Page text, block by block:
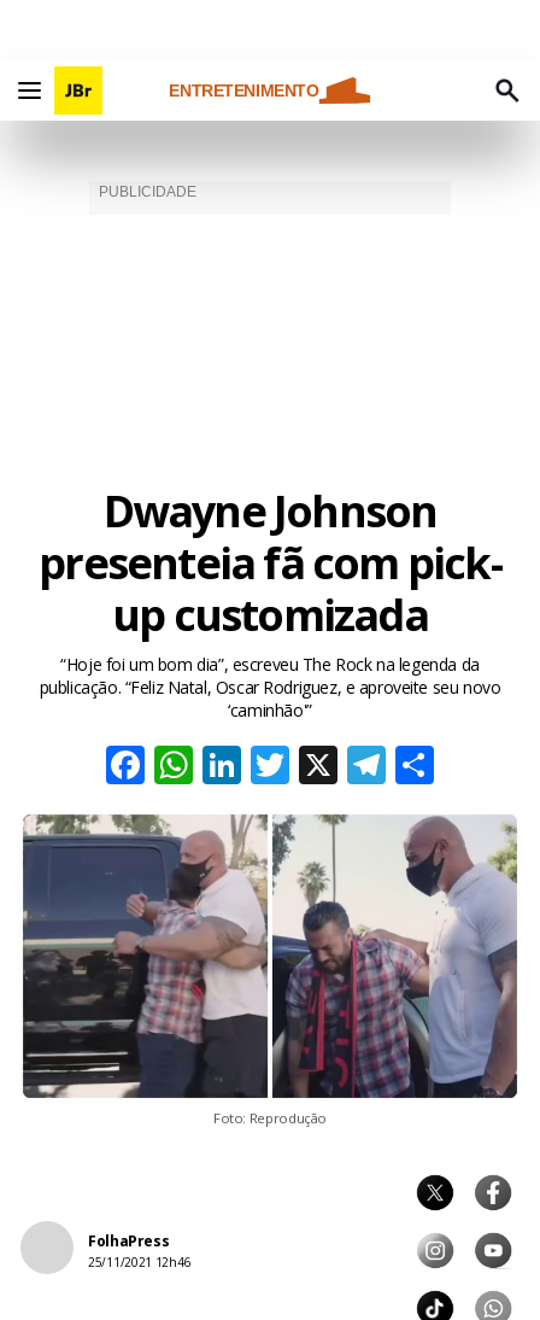
ENTRETENIMENTO
Dwayne Johnson
presenteia fã com pick-
up customizada
“Hoje foi um bom dia”, escreveu The Rock na legenda da
publicação. “Feliz Natal, Oscar Rodriguez, e aproveite seu novo
‘caminhão'”
Facebook
WhatsApp
LinkedIn
Twitter
X
Foto: Reprodução
FolhaPress
25/11/2021 12h46